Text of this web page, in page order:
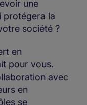
une
protégera la
société ?
en
pour vous.
avec
en
se